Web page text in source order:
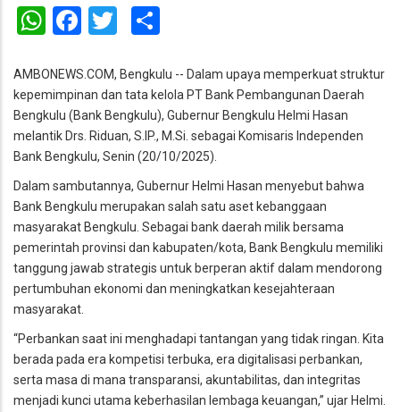
WhatsApp
Facebook
Twitter
AMBONEWS.COM, Bengkulu -- Dalam upaya memperkuat struktur
kepemimpinan dan tata kelola PT Bank Pembangunan Daerah
Bengkulu (Bank Bengkulu), Gubernur Bengkulu Helmi Hasan
melantik Drs. Riduan, S.IP., M.Si. sebagai Komisaris Independen
Bank Bengkulu, Senin (20/10/2025).
Dalam sambutannya, Gubernur Helmi Hasan menyebut bahwa
Bank Bengkulu merupakan salah satu aset kebanggaan
masyarakat Bengkulu. Sebagai bank daerah milik bersama
pemerintah provinsi dan kabupaten/kota, Bank Bengkulu memiliki
tanggung jawab strategis untuk berperan aktif dalam mendorong
pertumbuhan ekonomi dan meningkatkan kesejahteraan
masyarakat.
“Perbankan saat ini menghadapi tantangan yang tidak ringan. Kita
berada pada era kompetisi terbuka, era digitalisasi perbankan,
serta masa di mana transparansi, akuntabilitas, dan integritas
menjadi kunci utama keberhasilan lembaga keuangan,” ujar Helmi.